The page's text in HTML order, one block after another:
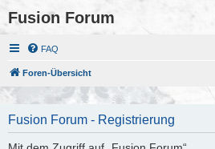
Fusion Forum
FAQ
Foren-Übersicht
Fusion Forum - Registrierung